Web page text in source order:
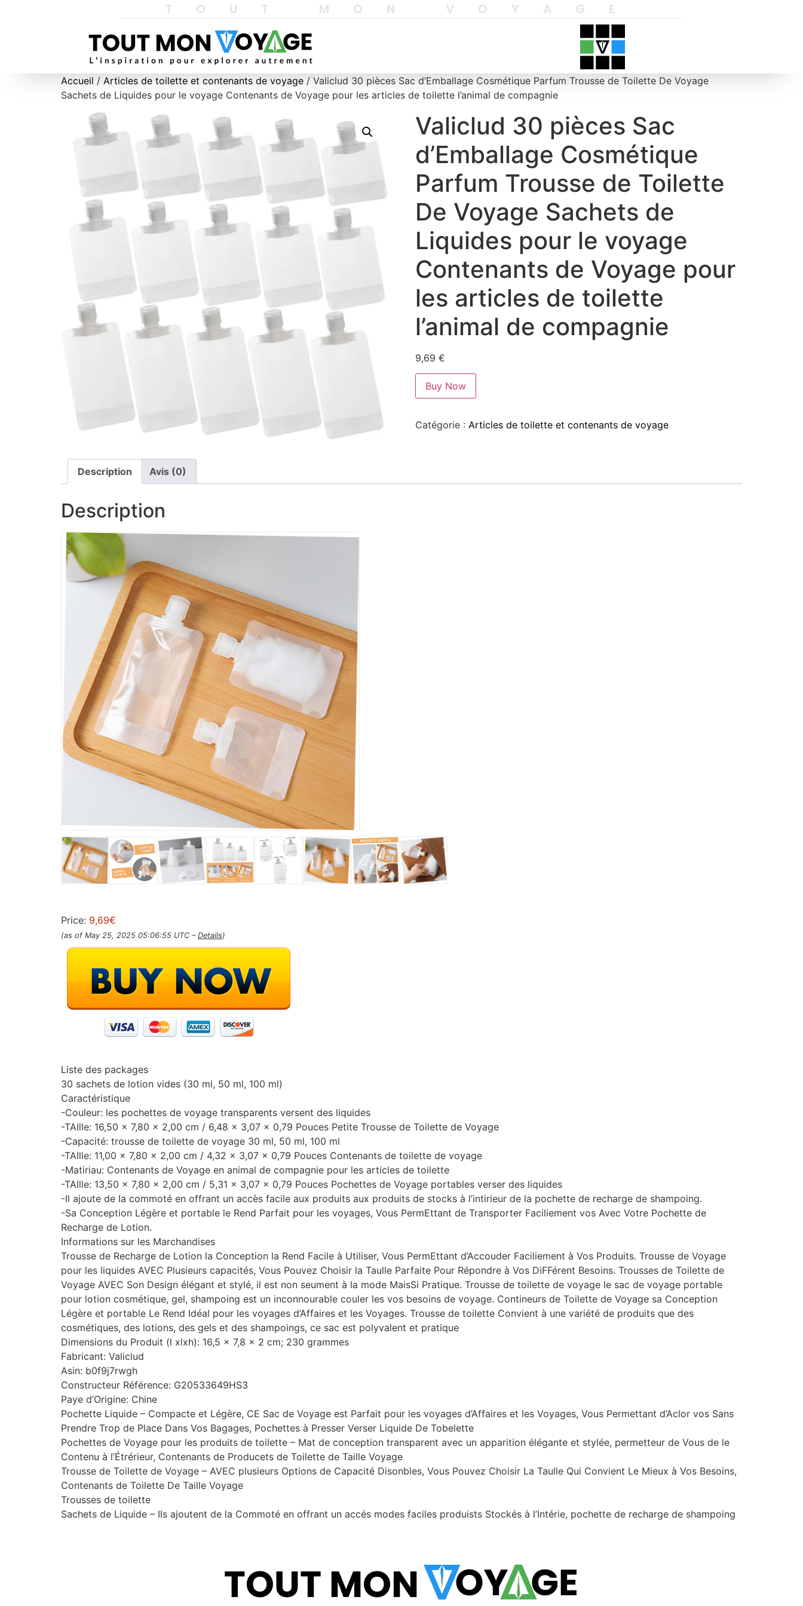
TOUT MON VOYAGE
Accueil / Articles de toilette et contenants de voyage / Valiclud 30 pièces Sac d’Emballage Cosmétique Parfum Trousse de Toilette De Voyage
Sachets de Liquides pour le voyage Contenants de Voyage pour les articles de toilette l’animal de compagnie
Valiclud 30 pièces Sac
d’Emballage Cosmétique
Parfum Trousse de Toilette
De Voyage Sachets de
Liquides pour le voyage
Contenants de Voyage pour
les articles de toilette
l’animal de compagnie
9,69 €
Buy Now
Catégorie : Articles de toilette et contenants de voyage
Description Avis (0)
Description
Price: 9,69€
(as of May 25, 2025 05:06:55 UTC – Details)
Liste des packages
30 sachets de lotion vides (30 ml, 50 ml, 100 ml)
Caractéristique
-Couleur: les pochettes de voyage transparents versent des liquides
-TAIlle: 16,50 x 7,80 x 2,00 cm / 6,48 x 3,07 x 0,79 Pouces Petite Trousse de Toilette de Voyage
-Capacité: trousse de toilette de voyage 30 ml, 50 ml, 100 ml
-TAIlle: 11,00 x 7,80 x 2,00 cm / 4,32 x 3,07 x 0,79 Pouces Contenants de toilette de voyage
-Matiriau: Contenants de Voyage en animal de compagnie pour les articles de toilette
-TAIlle: 13,50 x 7,80 x 2,00 cm / 5,31 x 3,07 x 0,79 Pouces Pochettes de Voyage portables verser des liquides
-Il ajoute de la commoté ​​en offrant un accès facile aux produits aux produits de stocks à l’intirieur de la pochette de recharge de shampoing.
-Sa Conception Légère et portable le Rend Parfait pour les voyages, Vous PermEttant de Transporter Faciliement vos Avec Votre Pochette de
Recharge de Lotion.
Informations sur les Marchandises
Trousse de Recharge de Lotion la Conception la Rend Facile à Utiliser, Vous PermEttant d’Accouder Faciliement à Vos Produits. Trousse de Voyage
pour les liquides AVEC Plusieurs capacités, Vous Pouvez Choisir la Taulle Parfaite Pour Répondre à Vos DiFFérent Besoins. Trousses de Toilette de
Voyage AVEC Son Design élégant et stylé, il est non seument à la mode MaisSi Pratique. Trousse de toilette de voyage le sac de voyage portable
pour lotion cosmétique, gel, shampoing est un inconnourable couler les vos besoins de voyage. Contineurs de Toilette de Voyage sa Conception
Légère et portable Le Rend Idéal pour les voyages d’Affaires et les Voyages. Trousse de toilette Convient à une variété de produits que des
cosmétiques, des lotions, des gels et des shampoings, ce sac est polyvalent et pratique
Dimensions du Produit (l xlxh): 16,5 x 7,8 x 2 cm; 230 grammes
Fabricant: Valiclud
Asin: b0f9j7rwgh
Constructeur Référence: G20533649HS3
Paye d’Origine: Chine
Pochette Liquide – Compacte et Légère, CE Sac de Voyage est Parfait pour les voyages d’Affaires et les Voyages, Vous Permettant d’Aclor vos Sans
Prendre Trop de Place Dans Vos Bagages, Pochettes à Presser Verser Liquide De Tobelette
Pochettes de Voyage pour les produits de toilette – Mat de conception transparent avec un apparition élégante et stylée, permetteur de Vous de le
Contenu à l’Étrérieur, Contenants de Producets de Toilette de Taille Voyage
Trousse de Toilette de Voyage – AVEC plusieurs Options de Capacité Disonbles, Vous Pouvez Choisir La Taulle Qui Convient Le Mieux à Vos Besoins,
Contenants de Toilette De Taille Voyage
Trousses de toilette
Sachets de Liquide – Ils ajoutent de la Commoté ​​en offrant un accés modes faciles produists Stockés à l’Intérie, pochette de recharge de shampoing